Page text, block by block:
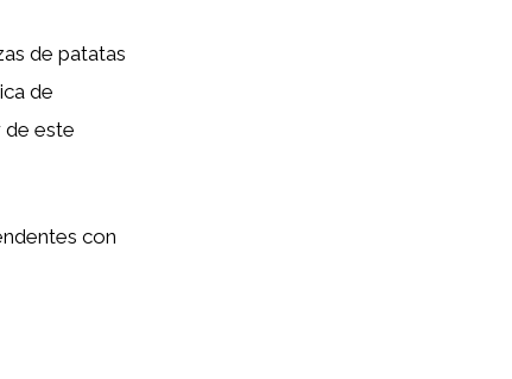
de patatas
de
de este
con